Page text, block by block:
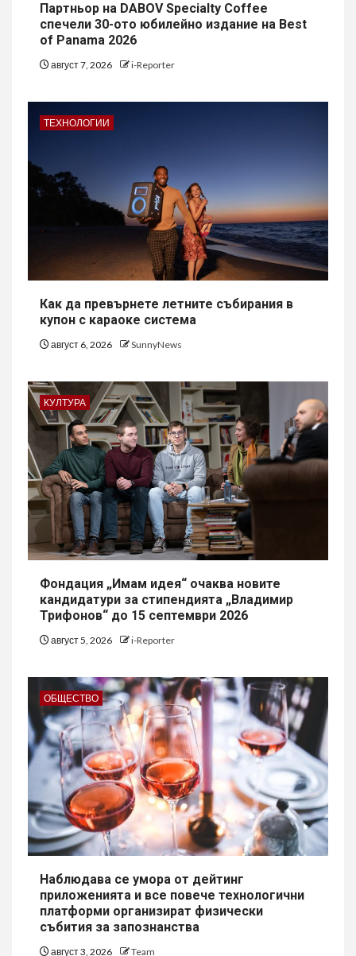
Партньор на DABOV Specialty Coffee
спечели 30-ото юбилейно издание на Best
of Panama 2026
август 7, 2026 i-Reporter
ТЕХНОЛОГИИ
Как да превърнете летните събирания в
купон с караоке система
август 6, 2026 SunnyNews
КУЛТУРА
Фондация „Имам идея“ очаква новите
кандидатури за стипендията „Владимир
Трифонов“ до 15 септември 2026
август 5, 2026 i-Reporter
ОБЩЕСТВО
Наблюдава се умора от дейтинг
приложенията и все повече технологични
платформи организират физически
събития за запознанства
август 3, 2026 Team